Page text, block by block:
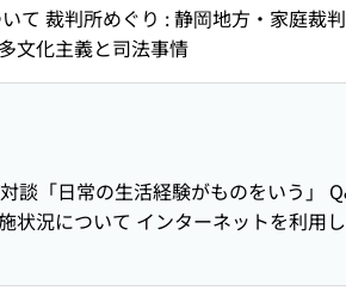
て 裁判所めぐり : 静岡地方・家庭裁
文化主義と司法事情
談「日常の生活経験がものをいう」
状況について インターネットを利用